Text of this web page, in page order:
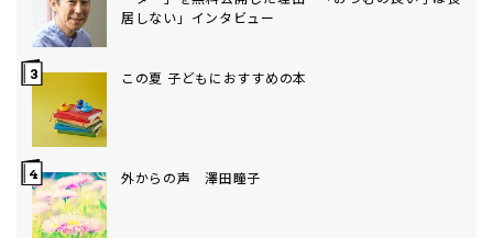
居しない」インタビュー
この夏 子どもにおすすめの本
外からの声 澤田瞳子